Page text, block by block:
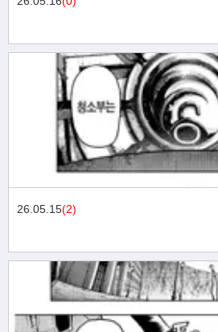
26.05.15(2)